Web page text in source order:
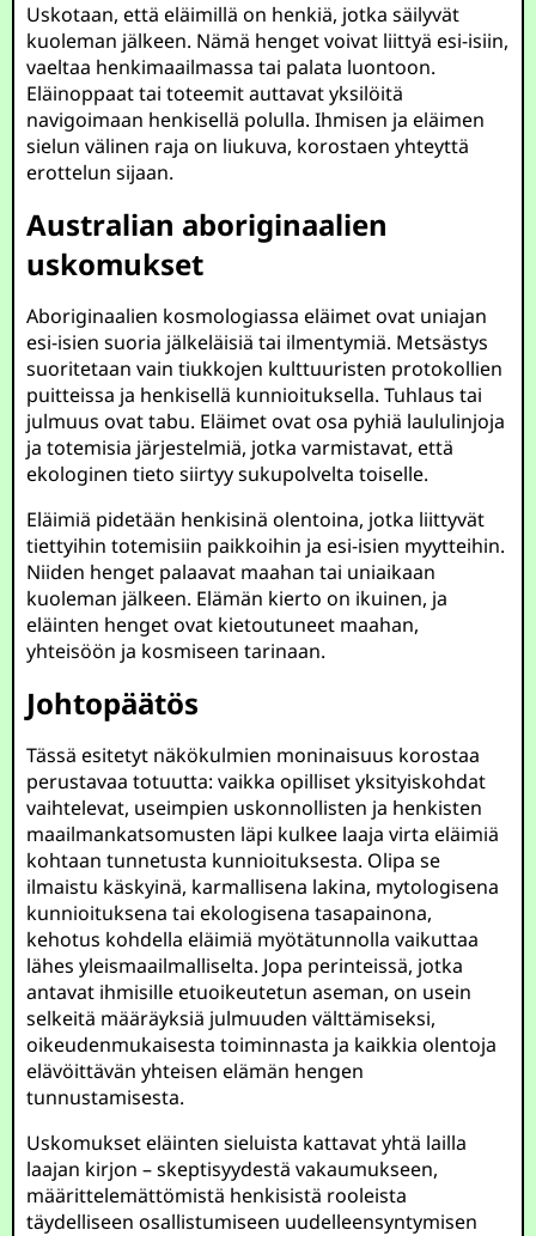
Uskotaan, että eläimillä on henkiä, jotka säilyvät
kuoleman jälkeen. Nämä henget voivat liittyä esi-isiin,
vaeltaa henkimaailmassa tai palata luontoon.
Eläinoppaat tai toteemit auttavat yksilöitä
navigoimaan henkisellä polulla. Ihmisen ja eläimen
sielun välinen raja on liukuva, korostaen yhteyttä
erottelun sijaan.
Australian aboriginaalien
uskomukset
Aboriginaalien kosmologiassa eläimet ovat uniajan
esi-isien suoria jälkeläisiä tai ilmentymiä. Metsästys
suoritetaan vain tiukkojen kulttuuristen protokollien
puitteissa ja henkisellä kunnioituksella. Tuhlaus tai
julmuus ovat tabu. Eläimet ovat osa pyhiä laululinjoja
ja totemisia järjestelmiä, jotka varmistavat, että
ekologinen tieto siirtyy sukupolvelta toiselle.
Eläimiä pidetään henkisinä olentoina, jotka liittyvät
tiettyihin totemisiin paikkoihin ja esi-isien myytteihin.
Niiden henget palaavat maahan tai uniaikaan
kuoleman jälkeen. Elämän kierto on ikuinen, ja
eläinten henget ovat kietoutuneet maahan,
yhteisöön ja kosmiseen tarinaan.
Johtopäätös
Tässä esitetyt näkökulmien moninaisuus korostaa
perustavaa totuutta: vaikka opilliset yksityiskohdat
vaihtelevat, useimpien uskonnollisten ja henkisten
maailmankatsomusten läpi kulkee laaja virta eläimiä
kohtaan tunnetusta kunnioituksesta. Olipa se
ilmaistu käskyinä, karmallisena lakina, mytologisena
kunnioituksena tai ekologisena tasapainona,
kehotus kohdella eläimiä myötätunnolla vaikuttaa
lähes yleismaailmalliselta. Jopa perinteissä, jotka
antavat ihmisille etuoikeutetun aseman, on usein
selkeitä määräyksiä julmuuden välttämiseksi,
oikeudenmukaisesta toiminnasta ja kaikkia olentoja
elävöittävän yhteisen elämän hengen
tunnustamisesta.
Uskomukset eläinten sieluista kattavat yhtä lailla
laajan kirjon – skeptisyydestä vakaumukseen,
määrittelemättömistä henkisistä rooleista
täydelliseen osallistumiseen uudelleensyntymisen